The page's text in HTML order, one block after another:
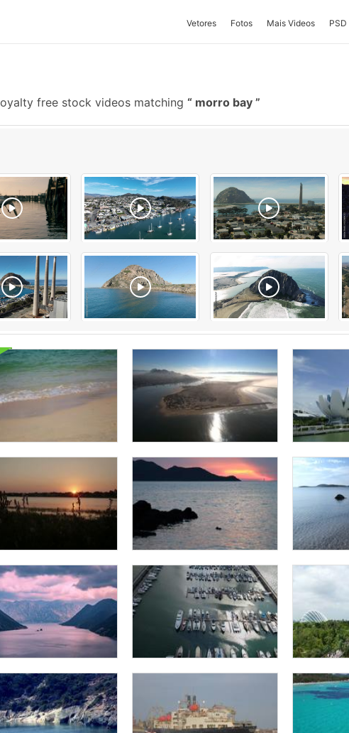
Vetores Fotos Mais Videos PSD
free stock videos matching morro bay